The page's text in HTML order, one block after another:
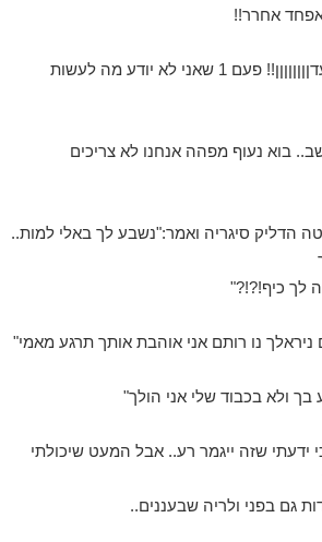
אחרר!!
"סתכליי לי בעיינים עדןןןןןןןן!! פעם 1 שאני לא יודע מה לעשות
בוא נעוף מפהה אנחנו לא צריכים
הדליק סיגריה ואמר:"נשבע לך באלי למות..
לך כיף!?!?"
נו רותם אני אוהבת אותך תרגע מאמי"
ולא בכבוד שלי אני הולך"
ידעתי שזה ייגמר רע.. אבל המעט שיכולתי
גם בפני ולריה שבעננים..